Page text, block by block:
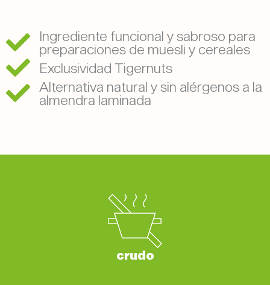
Ingrediente funcional y sabroso para
preparaciones de muesli y cereales
Exclusividad Tigernuts
Alternativa natural y sin alérgenos a la
almendra laminada
crudo